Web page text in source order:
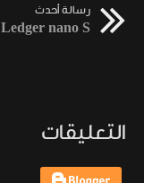
رسالة أحدث
Ledger nano S | ليدجر نانو أس
التعليقات